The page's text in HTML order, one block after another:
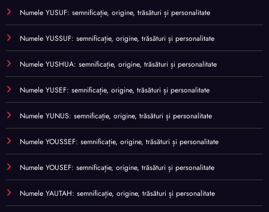
Numele YUSUF: semnificație, origine, trăsături și personalitate
Numele YUSSUF: semnificație, origine, trăsături și personalitate
Numele YUSHUA: semnificație, origine, trăsături și personalitate
Numele YUSEF: semnificație, origine, trăsături și personalitate
Numele YUNUS: semnificație, origine, trăsături și personalitate
Numele YOUSSEF: semnificație, origine, trăsături și personalitate
Numele YOUSEF: semnificație, origine, trăsături și personalitate
Numele YAUTAH: semnificație, origine, trăsături și personalitate